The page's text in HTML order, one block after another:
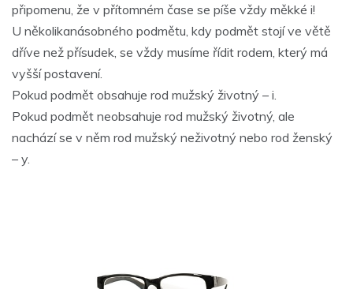
připomenu, že v přítomném čase se píše vždy měkké i!
U několikanásobného podmětu, kdy podmět stojí ve větě
dříve než přísudek, se vždy musíme řídit rodem, který má
vyšší postavení.
Pokud podmět obsahuje rod mužský životný – i.
Pokud podmět neobsahuje rod mužský životný, ale
nachází se v něm rod mužský neživotný nebo rod ženský
– y.